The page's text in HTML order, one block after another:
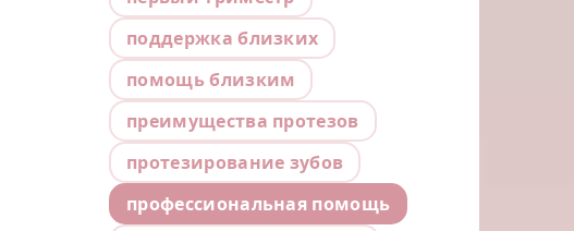
поддержка близких
помощь близким
преимущества протезов
протезирование зубов
профессиональная помощь